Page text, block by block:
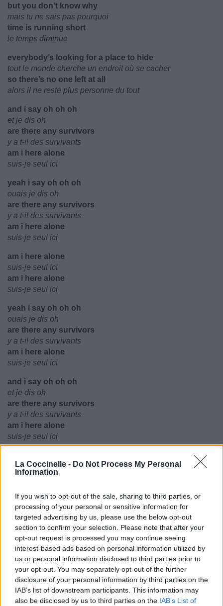
La Coccinelle - Do Not Process My Personal
Information
If you wish to opt-out of the sale, sharing to third parties, or
processing of your personal or sensitive information for
targeted advertising by us, please use the below opt-out
section to confirm your selection. Please note that after your
opt-out request is processed you may continue seeing
interest-based ads based on personal information utilized by
us or personal information disclosed to third parties prior to
your opt-out. You may separately opt-out of the further
disclosure of your personal information by third parties on the
IAB’s list of downstream participants. This information may
also be disclosed by us to third parties on the IAB’s List of
but you don’t know why
mais tu ne sais pas pourquoi
time is running short
le temps diminue
everybody’s looking for a place to hide
tout le monde cherche un endroit où se cacher
so there’s no one left at all
alors il ne reste plus personne du tout
and i say oh oh oh
et je dis oh
are there any survivors
y a t-il des survivants
am i here alone
suis-je seul ici
yeah i say oh oh oh
ouais je dis oh
are there any survivors
y a t-il des survivants
am i here alone
suis-je seul ici
am i here alone
suis-je seul ici
am i here alone
suis-je seul ici
yeah i say oh oh oh
ouais je dis oh
are there any survivors
y a t-il des survivants
am i here alone
suis-je seul ici
and i say oh oh oh
et je dis oh
are there any survivors
y a t-il des survivants
am i here alone
suis-je seul ici
je dis oh
are there any survivors
am i here alone
suis-je seul ici
oh oh oh
are there any survivors
y a t-il des survivants
am i here alone
suis-je seul ici